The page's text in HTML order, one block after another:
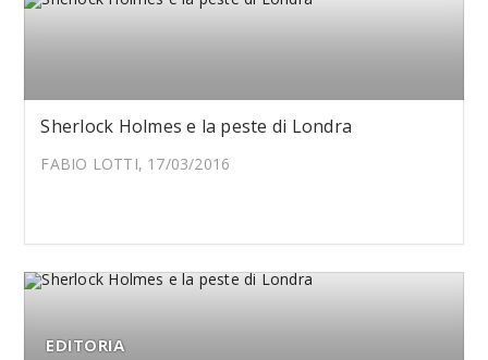
Sherlock Holmes e la peste di Londra
FABIO LOTTI, 17/03/2016
EDITORIA